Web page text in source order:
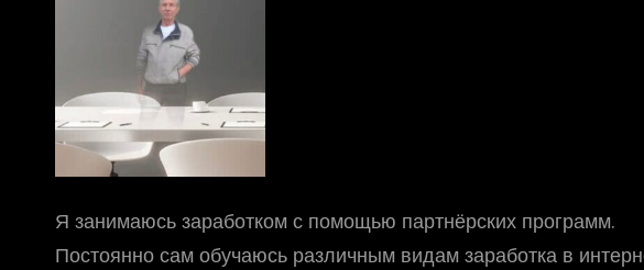
Я занимаюсь заработком с помощью партнёрских программ.
Постоянно сам обучаюсь различным видам заработка в